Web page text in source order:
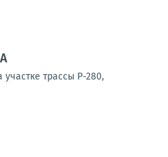
трассы Р-280,